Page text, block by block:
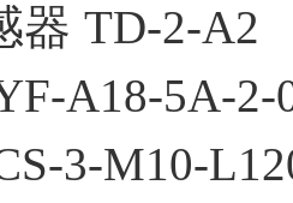
器 TD-2-A2
A18-5A-2-
3-M10-